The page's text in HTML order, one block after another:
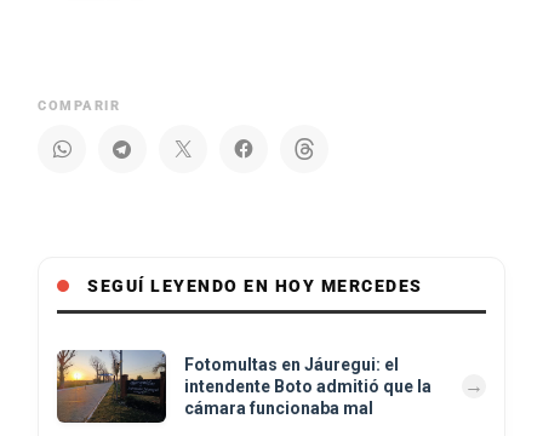
COMPARIR
SEGUÍ LEYENDO EN HOY MERCEDES
Fotomultas en Jáuregui: el
intendente Boto admitió que la
cámara funcionaba mal